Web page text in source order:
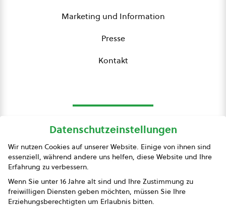
Marketing und Information
Presse
Kontakt
Presse
Impressum
Datenschutz
Datenschutzeinstellungen
Wir nutzen Cookies auf unserer Website. Einige von ihnen sind
essenziell, während andere uns helfen, diese Website und Ihre
Erfahrung zu verbessern.
Wenn Sie unter 16 Jahre alt sind und Ihre Zustimmung zu
freiwilligen Diensten geben möchten, müssen Sie Ihre
Erziehungsberechtigten um Erlaubnis bitten.